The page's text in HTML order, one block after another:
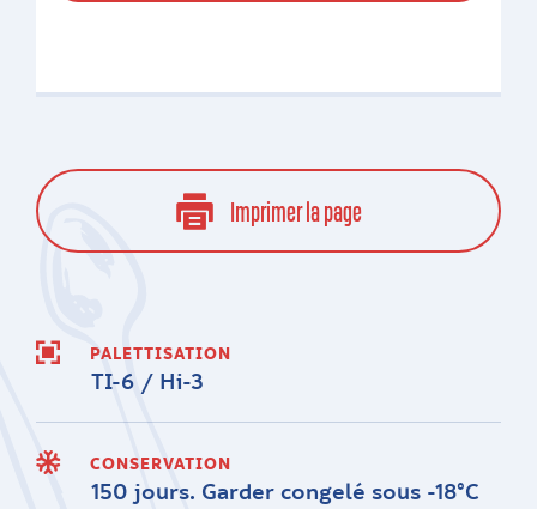
Imprimer la page
PALETTISATION
TI-6 / Hi-3
CONSERVATION
150 jours. Garder congelé sous -18°C